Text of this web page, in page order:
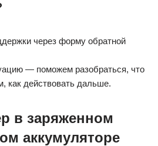
через форму обратной
— поможем разобраться, что
как действовать дальше.
в заряженном
аккумуляторе